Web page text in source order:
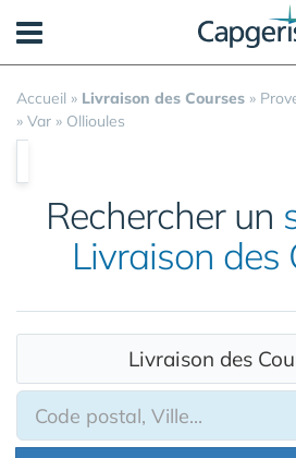
Accueil » Livraison des Courses »
» Var » Ollioules
Rechercher un
Livraison des
Livraison des